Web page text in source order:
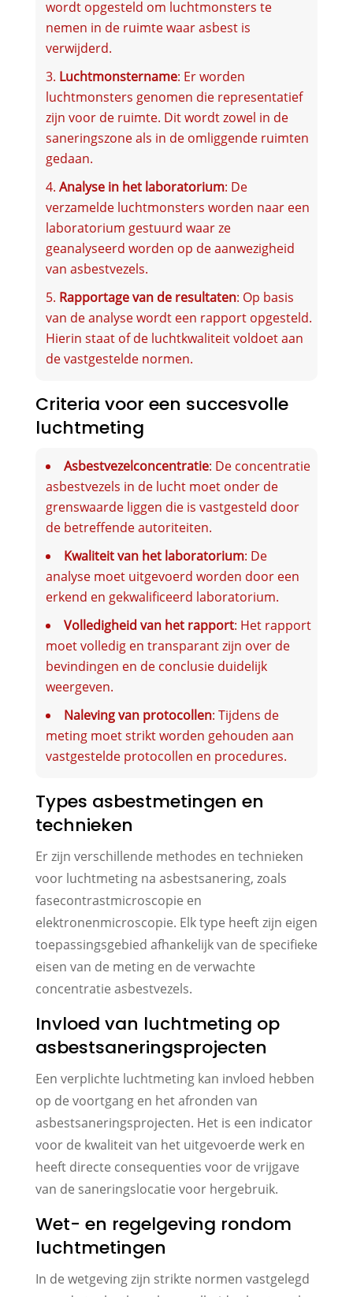
wordt opgesteld om luchtmonsters te
nemen in de ruimte waar asbest is
verwijderd.
Luchtmonstername: Er worden
luchtmonsters genomen die representatief
zijn voor de ruimte. Dit wordt zowel in de
saneringszone als in de omliggende ruimten
gedaan.
Analyse in het laboratorium: De
verzamelde luchtmonsters worden naar een
laboratorium gestuurd waar ze
geanalyseerd worden op de aanwezigheid
van asbestvezels.
Rapportage van de resultaten: Op basis
van de analyse wordt een rapport opgesteld.
Hierin staat of de luchtkwaliteit voldoet aan
de vastgestelde normen.
Criteria voor een succesvolle
luchtmeting
Asbestvezelconcentratie: De concentratie
asbestvezels in de lucht moet onder de
grenswaarde liggen die is vastgesteld door
de betreffende autoriteiten.
Kwaliteit van het laboratorium: De
analyse moet uitgevoerd worden door een
erkend en gekwalificeerd laboratorium.
Volledigheid van het rapport: Het rapport
moet volledig en transparant zijn over de
bevindingen en de conclusie duidelijk
weergeven.
Naleving van protocollen: Tijdens de
meting moet strikt worden gehouden aan
vastgestelde protocollen en procedures.
Types asbestmetingen en
technieken
Er zijn verschillende methodes en technieken
voor luchtmeting na asbestsanering, zoals
fasecontrastmicroscopie en
elektronenmicroscopie. Elk type heeft zijn eigen
toepassingsgebied afhankelijk van de specifieke
eisen van de meting en de verwachte
concentratie asbestvezels.
Invloed van luchtmeting op
asbestsaneringsprojecten
Een verplichte luchtmeting kan invloed hebben
op de voortgang en het afronden van
asbestsaneringsprojecten. Het is een indicator
voor de kwaliteit van het uitgevoerde werk en
heeft directe consequenties voor de vrijgave
van de saneringslocatie voor hergebruik.
Wet- en regelgeving rondom
luchtmetingen
In de wetgeving zijn strikte normen vastgelegd